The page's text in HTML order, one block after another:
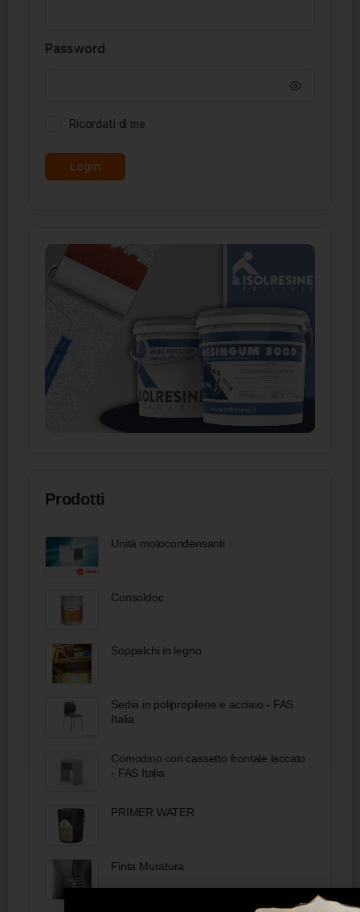
Password
Ricordati di me
Prodotti
Unità motocondensanti
Consoldoc
Soppalchi in legno
Sedia in polipropilene e acciaio - FAS
Italia
Comodino con cassetto frontale laccato
- FAS Italia
PRIMER WATER
Finta Muratura